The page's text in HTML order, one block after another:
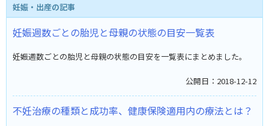
妊娠・出産の記事
妊娠週数ごとの胎児と母親の状態の目安一覧表
妊娠週数ごとの胎児と母親の状態の目安を一覧表にまとめました。
公開日：2018-12-12
不妊治療の種類と成功率、健康保険適用内の療法とは？